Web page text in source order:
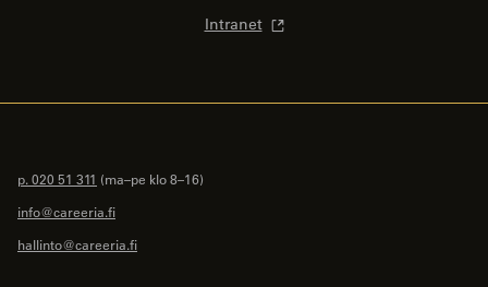
Intranet
p. 020 51 311 (ma–pe klo 8–16)
info@careeria.fi
hallinto@careeria.fi